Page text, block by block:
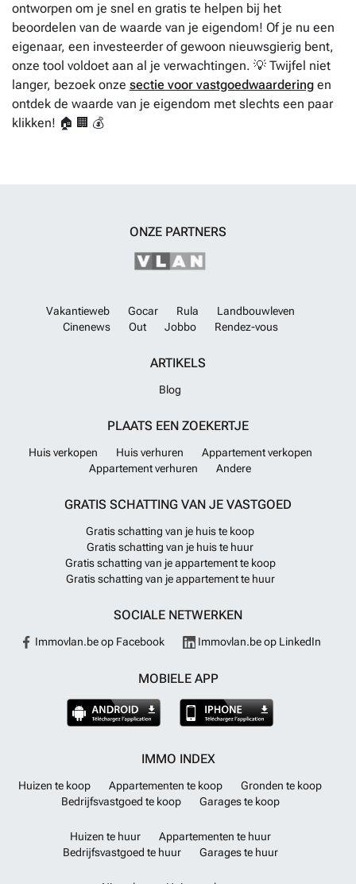
ontworpen om je snel en gratis te helpen bij het
beoordelen van de waarde van je eigendom! Of je nu een
eigenaar, een investeerder of gewoon nieuwsgierig bent,
onze tool voldoet aan al je verwachtingen. 💡 Twijfel niet
langer, bezoek onze sectie voor vastgoedwaardering en
ontdek de waarde van je eigendom met slechts een paar
klikken! 🏠 🏢 💰
ONZE PARTNERS
Vakantieweb Gocar Rula
Landbouwleven
Cinenews
Out Jobbo Rendez-vous
ARTIKELS
Blog
PLAATS EEN ZOEKERTJE
Huis verkopen Huis verhuren
Appartement verkopen
Appartement verhuren
Andere
GRATIS SCHATTING VAN JE VASTGOED
Gratis schatting van je huis te koop
Gratis schatting van je huis te huur
Gratis schatting van je appartement te koop
Gratis schatting van je appartement te huur
SOCIALE NETWERKEN
Immovlan.be op Facebook Immovlan.be op LinkedIn
MOBIELE APP
IMMO INDEX
Huizen te koop Appartementen te koop
Gronden te koop
Bedrijfsvastgoed te koop
Garages te koop
Huizen te huur
Appartementen te huur
Bedrijfsvastgoed te huur
Garages te huur